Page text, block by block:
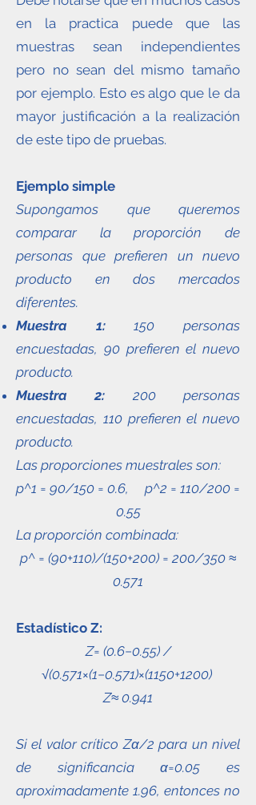
en la practica puede que las
muestras sean independientes
pero no sean del mismo tamaño
por ejemplo. Esto es algo que le da
mayor justificación a la realización
de este tipo de pruebas.
Ejemplo simple
Supongamos que queremos
comparar la proporción de
personas que prefieren un nuevo
producto en dos mercados
diferentes.
Muestra 1:150 personas
encuestadas, 90 prefieren el nuevo
producto.
Muestra 2: 200 personas
encuestadas, 110 prefieren el nuevo
producto.
Las proporciones muestrales son:
p^1 = 90/150 = 0.6, p^2 = 110/200 =
0.55
La proporción combinada:
p^ = (90+110)/(150+200) = 200/350 ≈
0.571
Estadístico Z:
Z= (0.6−0.55) /
√(0.571×(1−0.571)×(1150+1200)
Z≈ 0.941
Si el valor crítico Zα/2 para un nivel
de significancia α=0.05 es
aproximadamente 1.96, entonces no